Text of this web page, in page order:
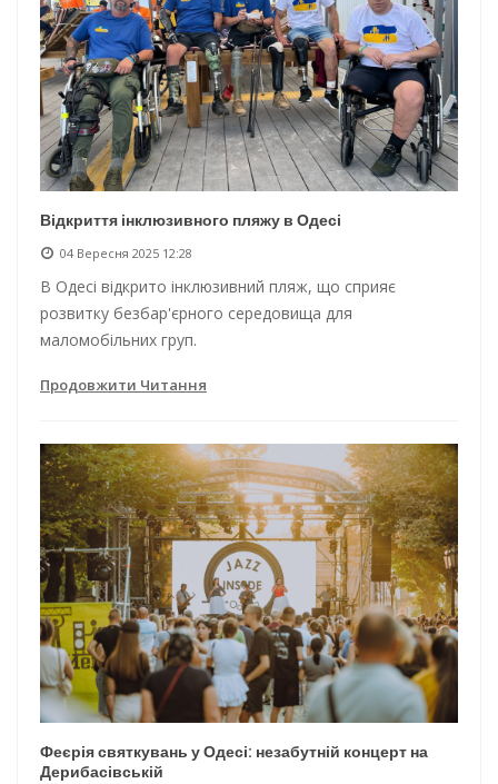
Відкриття інклюзивного пляжу в Одесі
04 Вересня 2025 12:28
В Одесі відкрито інклюзивний пляж, що сприяє
розвитку безбар'єрного середовища для
маломобільних груп.
Продовжити Читання
Феєрія святкувань у Одесі: незабутній концерт на
Дерибасівській